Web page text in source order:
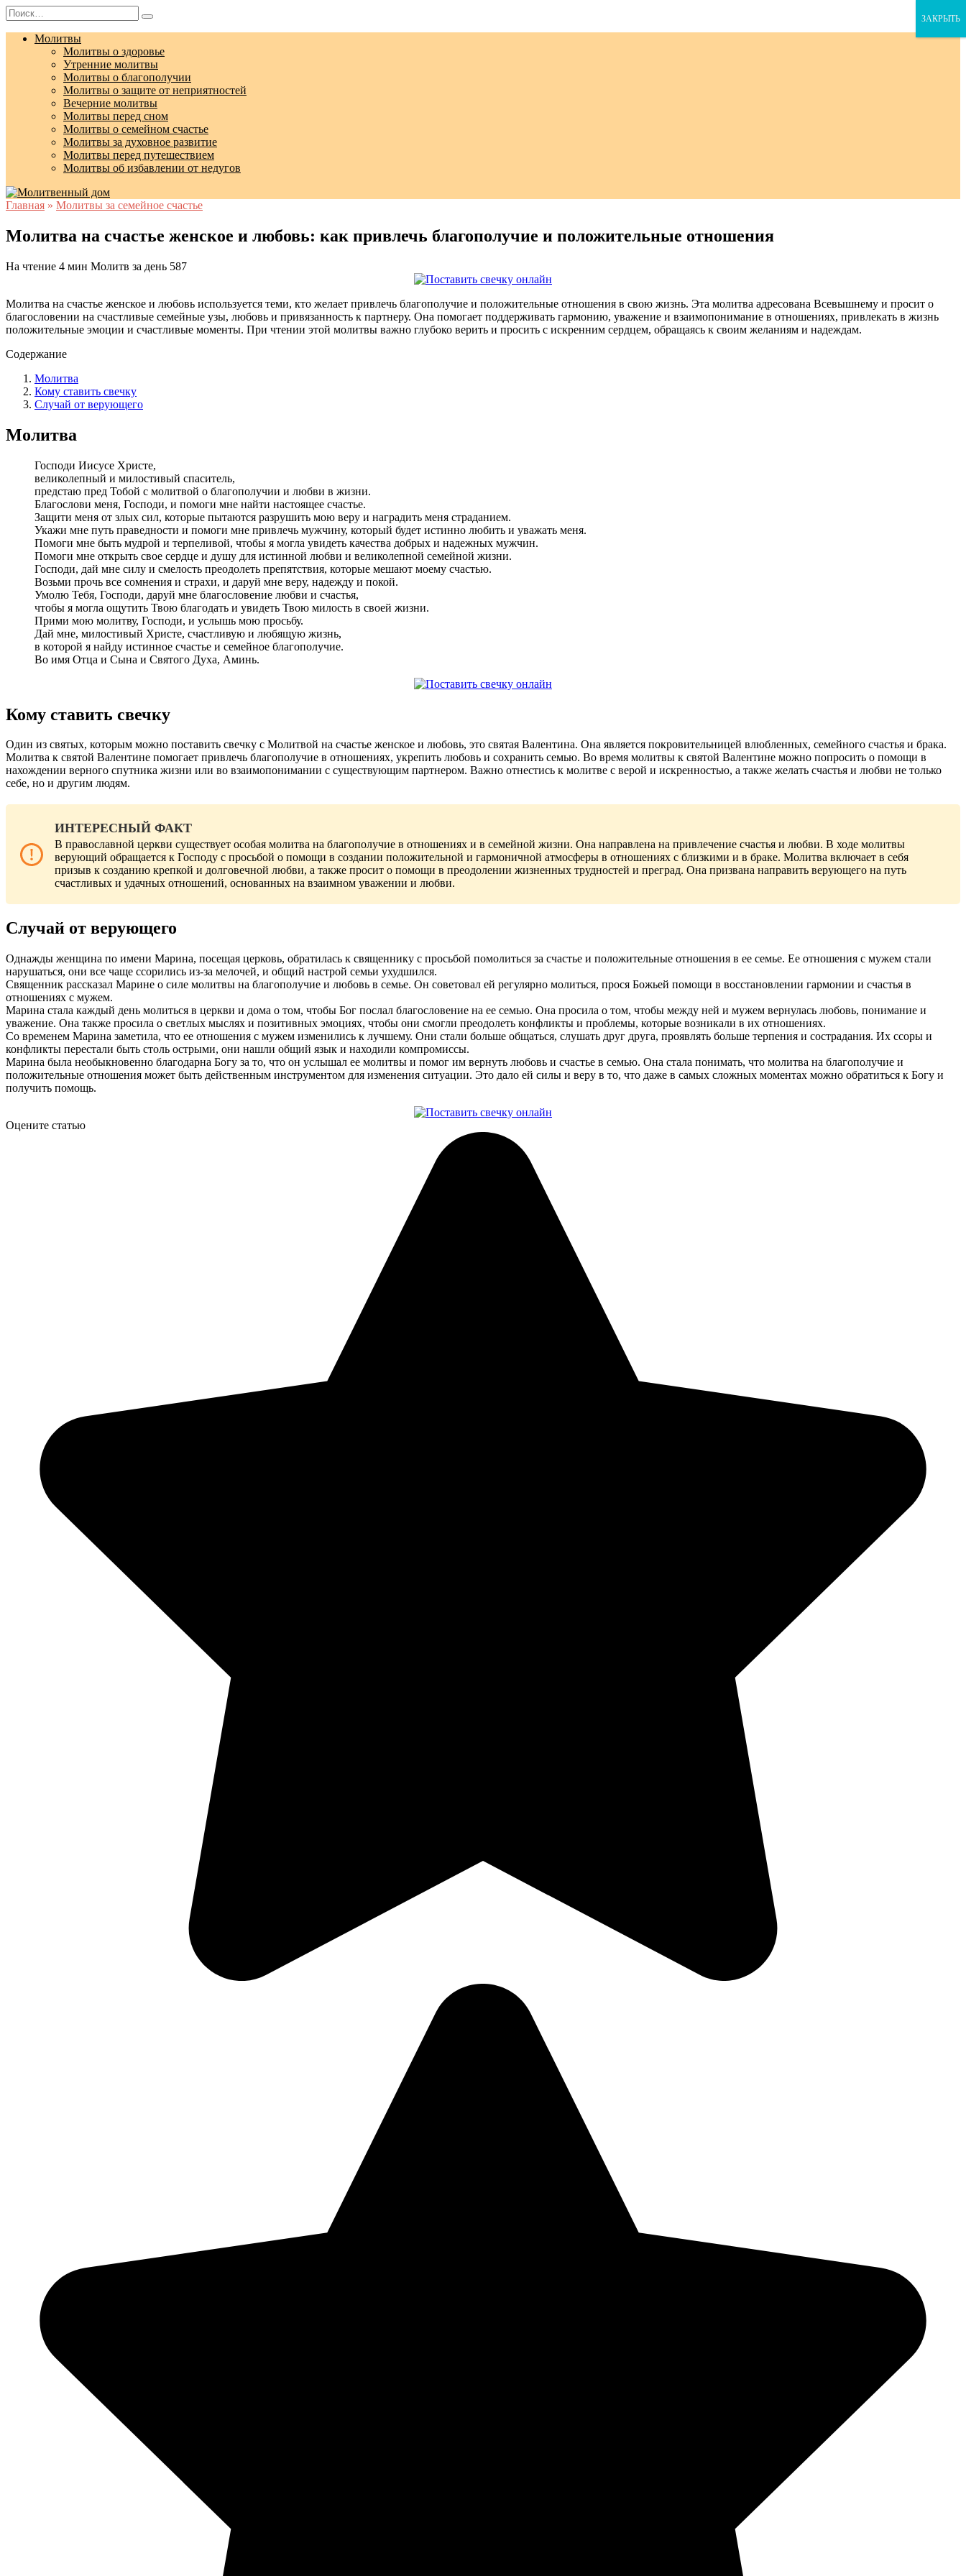
Перейти
к
содержанию
Search
for:
Молитвы
Молитвы о здоровье
Утренние молитвы
Молитвы о благополучии
Молитвы о защите от неприятностей
Вечерние молитвы
Молитвы перед сном
Молитвы о семейном счастье
Молитвы за духовное развитие
Молитвы перед путешествием
Молитвы об избавлении от недугов
Главная » Молитвы за семейное счастье
Молитва на счастье женское и любовь: как привлечь благополучие и положительные отношения
На чтение 4 мин Молитв за день 587
Молитва на счастье женское и любовь используется теми, кто желает привлечь благополучие и положительные отношения в свою жизнь. Эта молитва адресована Всевышнему и просит о
благословении на счастливые семейные узы, любовь и привязанность к партнеру. Она помогает поддерживать гармонию, уважение и взаимопонимание в отношениях, привлекать в жизнь
положительные эмоции и счастливые моменты. При чтении этой молитвы важно глубоко верить и просить с искренним сердцем, обращаясь к своим желаниям и надеждам.
Содержание
Молитва
Кому ставить свечку
Случай от верующего
Молитва
Господи Иисусе Христе,
великолепный и милостивый спаситель,
предстаю пред Тобой с молитвой о благополучии и любви в жизни.
Благослови меня, Господи, и помоги мне найти настоящее счастье.
Защити меня от злых сил, которые пытаются разрушить мою веру и наградить меня страданием.
Укажи мне путь праведности и помоги мне привлечь мужчину, который будет истинно любить и уважать меня.
Помоги мне быть мудрой и терпеливой, чтобы я могла увидеть качества добрых и надежных мужчин.
Помоги мне открыть свое сердце и душу для истинной любви и великолепной семейной жизни.
Господи, дай мне силу и смелость преодолеть препятствия, которые мешают моему счастью.
Возьми прочь все сомнения и страхи, и даруй мне веру, надежду и покой.
Умолю Тебя, Господи, даруй мне благословение любви и счастья,
чтобы я могла ощутить Твою благодать и увидеть Твою милость в своей жизни.
Прими мою молитву, Господи, и услышь мою просьбу.
Дай мне, милостивый Христе, счастливую и любящую жизнь,
в которой я найду истинное счастье и семейное благополучие.
Во имя Отца и Сына и Святого Духа, Аминь.
Кому ставить свечку
Один из святых, которым можно поставить свечку с Молитвой на счастье женское и любовь, это святая Валентина. Она является покровительницей влюбленных, семейного счастья и брака.
Молитва к святой Валентине помогает привлечь благополучие в отношениях, укрепить любовь и сохранить семью. Во время молитвы к святой Валентине можно попросить о помощи в
нахождении верного спутника жизни или во взаимопонимании с существующим партнером. Важно отнестись к молитве с верой и искренностью, а также желать счастья и любви не только
себе, но и другим людям.
ИНТЕРЕСНЫЙ ФАКТ
В православной церкви существует особая молитва на благополучие в отношениях и в семейной жизни. Она направлена на привлечение счастья и любви. В ходе молитвы
верующий обращается к Господу с просьбой о помощи в создании положительной и гармоничной атмосферы в отношениях с близкими и в браке. Молитва включает в себя
призыв к созданию крепкой и долговечной любви, а также просит о помощи в преодолении жизненных трудностей и преград. Она призвана направить верующего на путь
счастливых и удачных отношений, основанных на взаимном уважении и любви.
Случай от верующего
Однажды женщина по имени Марина, посещая церковь, обратилась к священнику с просьбой помолиться за счастье и положительные отношения в ее семье. Ее отношения с мужем стали
нарушаться, они все чаще ссорились из-за мелочей, и общий настрой семьи ухудшился.
Священник рассказал Марине о силе молитвы на благополучие и любовь в семье. Он советовал ей регулярно молиться, прося Божьей помощи в восстановлении гармонии и счастья в
отношениях с мужем.
Марина стала каждый день молиться в церкви и дома о том, чтобы Бог послал благословение на ее семью. Она просила о том, чтобы между ней и мужем вернулась любовь, понимание и
уважение. Она также просила о светлых мыслях и позитивных эмоциях, чтобы они смогли преодолеть конфликты и проблемы, которые возникали в их отношениях.
Со временем Марина заметила, что ее отношения с мужем изменились к лучшему. Они стали больше общаться, слушать друг друга, проявлять больше терпения и сострадания. Их ссоры и
конфликты перестали быть столь острыми, они нашли общий язык и находили компромиссы.
Марина была необыкновенно благодарна Богу за то, что он услышал ее молитвы и помог им вернуть любовь и счастье в семью. Она стала понимать, что молитва на благополучие и
положительные отношения может быть действенным инструментом для изменения ситуации. Это дало ей силы и веру в то, что даже в самых сложных моментах можно обратиться к Богу и
получить помощь.
Оцените статью
ЗАКРЫТЬ